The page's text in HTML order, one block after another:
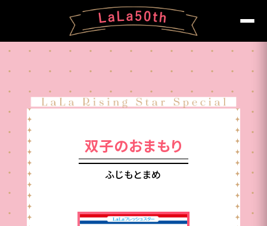
双子のおまもり
ふじもとまめ